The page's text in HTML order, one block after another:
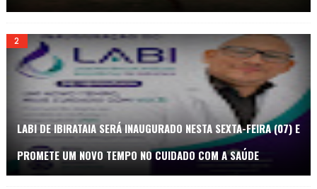
LABI DE IBIRATAIA SERÁ INAUGURADO NESTA SEXTA-FEIRA (07) E
PROMETE UM NOVO TEMPO NO CUIDADO COM A SAÚDE